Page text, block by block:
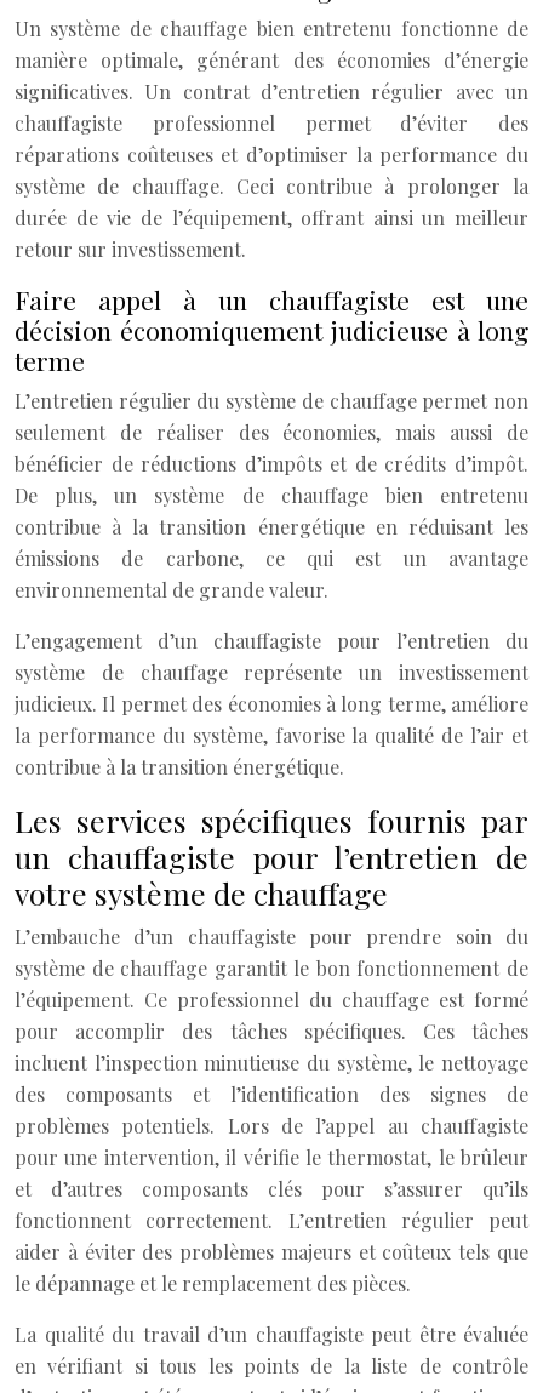
Un système de chauffage bien entretenu fonctionne de
manière optimale, générant des économies d’énergie
significatives. Un contrat d’entretien régulier avec un
chauffagiste professionnel permet d’éviter des
réparations coûteuses et d’optimiser la performance du
système de chauffage. Ceci contribue à prolonger la
durée de vie de l’équipement, offrant ainsi un meilleur
retour sur investissement.
Faire appel à un chauffagiste est une
décision économiquement judicieuse à long
terme
L’entretien régulier du système de chauffage permet non
seulement de réaliser des économies, mais aussi de
bénéficier de réductions d’impôts et de crédits d’impôt.
De plus, un système de chauffage bien entretenu
contribue à la transition énergétique en réduisant les
émissions de carbone, ce qui est un avantage
environnemental de grande valeur.
L’engagement d’un chauffagiste pour l’entretien du
système de chauffage représente un investissement
judicieux. Il permet des économies à long terme, améliore
la performance du système, favorise la qualité de l’air et
contribue à la transition énergétique.
Les services spécifiques fournis par
un chauffagiste pour l’entretien de
votre système de chauffage
L’embauche d’un chauffagiste pour prendre soin du
système de chauffage garantit le bon fonctionnement de
l’équipement. Ce professionnel du chauffage est formé
pour accomplir des tâches spécifiques. Ces tâches
incluent l’inspection minutieuse du système, le nettoyage
des composants et l’identification des signes de
problèmes potentiels. Lors de l’appel au chauffagiste
pour une intervention, il vérifie le thermostat, le brûleur
et d’autres composants clés pour s’assurer qu’ils
fonctionnent correctement. L’entretien régulier peut
aider à éviter des problèmes majeurs et coûteux tels que
le dépannage et le remplacement des pièces.
La qualité du travail d’un chauffagiste peut être évaluée
en vérifiant si tous les points de la liste de contrôle